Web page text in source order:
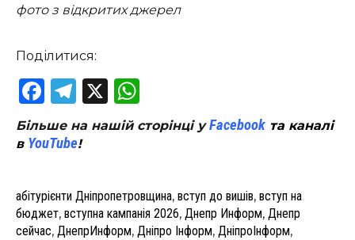
фото з відкритих джерел
Поділитися:
Facebook
Telegram
X
Більше на нашій сторінці уFacebook та каналі
в YouTube!
абітурієнти Дніпропетровщина, вступ до вишів, вступ на
бюджет, вступна кампанія 2026, Днепр Информ, Днепр
сейчас, ДнепрИнформ, Дніпро Інформ, ДніпроІнформ,